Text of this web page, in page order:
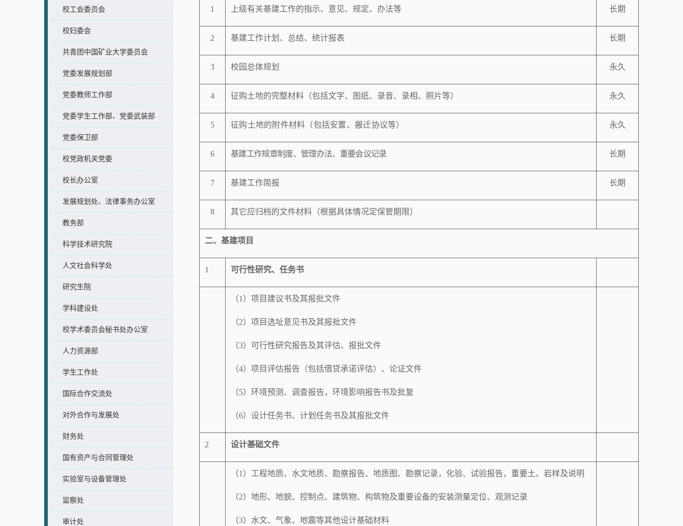
校工会委员会
校妇委会
共青团中国矿业大学委员会
党委发展规划部
党委教师工作部
党委学生工作部、党委武装部
党委保卫部
校党政机关党委
校长办公室
发展规划处、法律事务办公室
教务部
科学技术研究院
人文社会科学处
研究生院
学科建设处
校学术委员会秘书处办公室
人力资源部
学生工作处
国际合作交流处
对外合作与发展处
财务处
国有资产与合同管理处
实验室与设备管理处
监察处
审计处
1 上级有关基建工作的指示、意见、规定、办法等 长期
2 基建工作计划、总结、统计报表 长期
3 校园总体规划 永久
4 征购土地的完整材料（包括文字、图纸、录音、录相、照片等） 永久
5 征购土地的附件材料（包括安置、搬迁协议等） 永久
6 基建工作规章制度、管理办法、重要会议记录 长期
7 基建工作简报 长期
8 其它应归档的文件材料（根据具体情况定保管期限）
二、基建项目
1 可行性研究、任务书
（1 ）项目建议书及其报批文件
（2）项目选址意见书及其报批文件
（3）可行性研究报告及其评估、报批文件
（4）项目评估报告（包括借贷承诺评估）、论证文件
（5）环境预测、调查报告，环境影响报告书及批复
（6）设计任务书、计划任务书及其报批文件
2 设计基础文件
（1 ）工程地质、水文地质、勘察报告、地质图、勘察记录，化验、试验报告，重要土、岩样及说明
（2）地形、地貌、控制点、建筑物、构筑物及重要设备的安装测量定位、观测记录
（3）水文、气象、地震等其他设计基础材料